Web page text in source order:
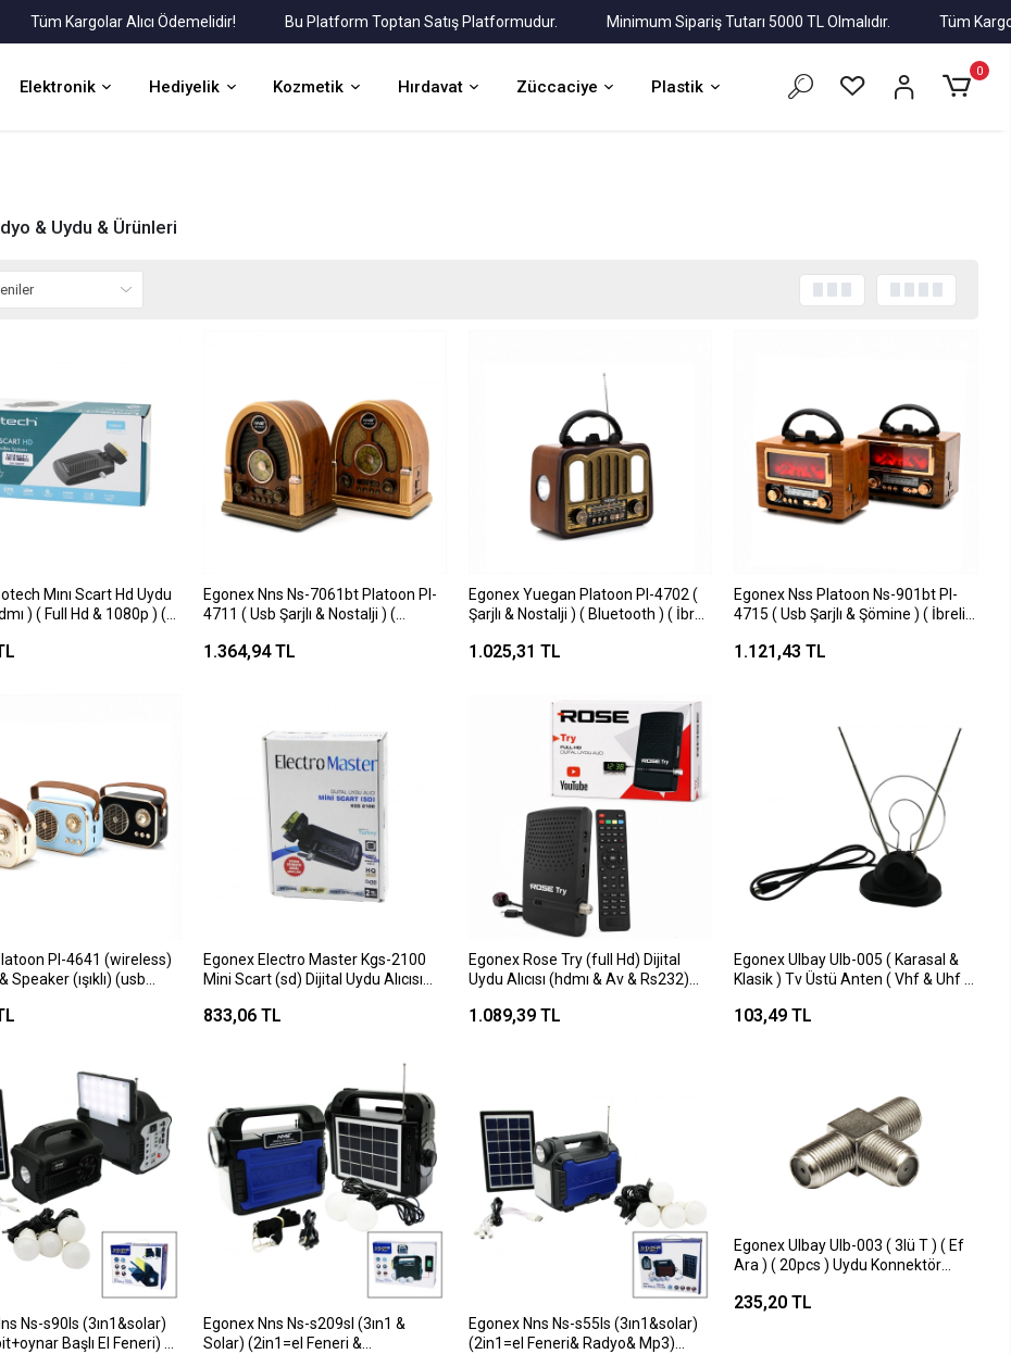
Tüm Kargolar Alıcı Ödemelidir! Bu Platform Toptan Satış Platformudur. Minimum Sipariş Tutarı 5000 TL Olmalıdır. Tüm Kargolar
Elektronik Hediyelik Kozmetik Hırdavat Züccaciye Plastik
0
& Uydu & Ürünleri
Mını Scart Hd Uydu
) ( Full Hd & 1080p ) (
Egonex Nns Ns-7061bt Platoon Pl-
4711 ( Usb Şarjlı & Nostalji ) (
Mp3 Usb & Tf Player ) Speaker*30
1.364,94 TL
Egonex Yuegan Platoon Pl-4702 (
Şarjlı & Nostalji ) ( Bluetooth ) ( İbreli
Speaker*30
1.025,31 TL
Egonex Nss Platoon Ns-901bt Pl-
4715 ( Usb Şarjlı & Şömine ) ( İbreli )
Player ) Speaker*40
1.121,43 TL
Pl-4641 (wireless)
Speaker (ışıklı) (usb
5v & Tf)*80
Egonex Electro Master Kgs-2100
Mini Scart (sd) Dijital Uydu Alıcısı
Otomatik Kanal Güncelleme)*60
833,06 TL
Egonex Rose Try (full Hd) Dijital
Uydu Alıcısı (hdmı & Av & Rs232)
Kanal Güncelleme)*60
1.089,39 TL
Egonex Ulbay Ulb-005 ( Karasal &
Klasik ) Tv Üstü Anten ( Vhf & Uhf )
103,49 TL
Ns-s90ls (3ın1&solar)
Başlı El Feneri) &
Egonex Nns Ns-s209sl (3ın1 &
Solar) (2in1=el Feneri &
Egonex Nns Ns-s55ls (3ın1&solar)
(2in1=el Feneri& Radyo& Mp3)
Egonex Ulbay Ulb-003 ( 3lü T ) ( Ef
Ara ) ( 20pcs ) Uydu Konnektör
235,20 TL